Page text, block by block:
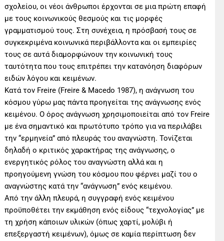
σχολείου, οι νέοι άνθρωποι έρχονται σε μια πρώτη επαφή
με τους κοινωνικούς θεσμούς και τις μορφές
γραμματισμού τους. Στη συνέχεια, η πρόσβασή τους σε
συγκεκριμένα κοινωνικά περιβάλλοντα και οι εμπειρίες
τους σε αυτά διαμορφώνουν την κοινωνική τους
ταυτότητα που τους επιτρέπει την κατανόηση διαφόρων
ειδών λόγου και κειμένων.
Κατά τον Freire (Freire & Macedo 1987), η ανάγνωση του
κόσμου γύρω μας πάντα προηγείται της ανάγνωσης ενός
κειμένου. Ο όρος ανάγνωση χρησιμοποιείται από τον Freire
με ένα σημαντικό και πρωτότυπο τρόπο για να περιλάβει
την “ερμηνεία” από πλευράς του αναγνώστη. Τονίζεται
δηλαδή ο κριτικός χαρακτήρας της ανάγνωσης, ο
ενεργητικός ρόλος του αναγνώστη αλλά και η
προηγούμενη γνώση του κόσμου που φέρνει μαζί του ο
αναγνώστης κατά την “ανάγνωση” ενός κειμένου.
Από την άλλη πλευρά, η συγγραφή ενός κειμένου
προϋποθέτει την εκμάθηση ενός είδους “τεχνολογίας” με
τη χρήση κάποιων υλικών (όπως χαρτί, μολύβι ή
επεξεργαστή κειμένων), όμως σε καμία περίπτωση δεν